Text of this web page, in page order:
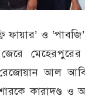
ফায়ার’ ও
রেজোয়ান আল
কারাদণ্ড ও